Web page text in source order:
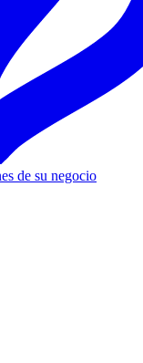
de su negocio